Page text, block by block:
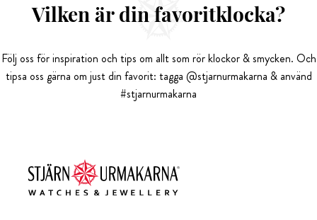
Vilken är din favoritklocka?
Följ oss för inspiration och tips om allt som rör klockor & smycken. Och
tipsa oss gärna om just din favorit: tagga @stjarnurmakarna & använd
#stjarnurmakarna